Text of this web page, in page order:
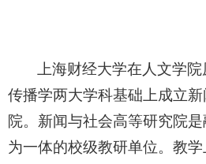
上海财经大学在人文学
传播学两大学科基础上成立
院。新闻与社会高等研究院
为一体的校级教研单位。教